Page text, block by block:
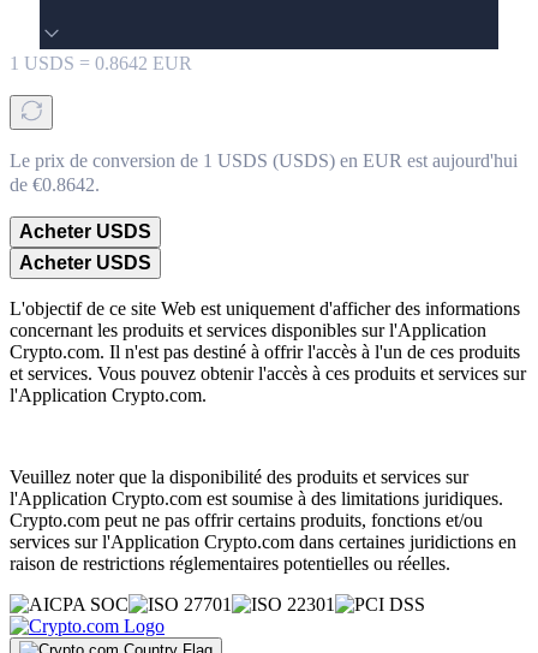
1 USDS = 0.8642 EUR
Le prix de conversion de 1 USDS (USDS) en EUR est aujourd'hui
de €0.8642.
Acheter USDS
Acheter USDS
L'objectif de ce site Web est uniquement d'afficher des informations
concernant les produits et services disponibles sur l'Application
Crypto.com. Il n'est pas destiné à offrir l'accès à l'un de ces produits
et services. Vous pouvez obtenir l'accès à ces produits et services sur
l'Application Crypto.com.
Veuillez noter que la disponibilité des produits et services sur
l'Application Crypto.com est soumise à des limitations juridiques.
Crypto.com peut ne pas offrir certains produits, fonctions et/ou
services sur l'Application Crypto.com dans certaines juridictions en
raison de restrictions réglementaires potentielles ou réelles.